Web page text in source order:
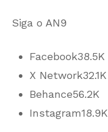
Siga o AN9
Facebook38.5K
X Network32.1K
Behance56.2K
Instagram18.9K